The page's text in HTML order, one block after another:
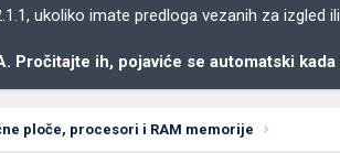
ukoliko imate predloga vezanih za
Pročitajte ih, pojaviće se automatski
ploče, procesori i RAM memorije